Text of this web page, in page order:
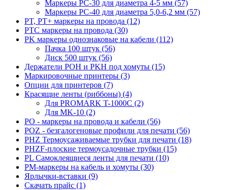
Маркеры PC-30 для диаметра 4-5 мм (57)
Маркеры PC-40 для диаметра 5,0-6,2 мм (57)
PT, PT+ маркеры на провода (12)
PTC маркеры на провода (30)
PK маркеры однознаковые на кабели (112)
Пачка 100 штук (56)
Диск 500 штук (56)
Держатели POH и PKH под хомуты (15)
Маркировочные принтеры (3)
Опции для принтеров (7)
Красящие ленты (риббоны) (4)
Для PROMARK T-1000C (2)
Для MK-10 (2)
PO - маркеры на провода и кабели (56)
POZ - безгалогеновые профили для печати (56)
PHZ Термоусаживаемые трубки для печати (18)
PHZF-плоские термоусадочные трубки (15)
PL Самоклеящиеся ленты для печати (10)
PM-маркеры на кабель и хомуты (30)
Ярлычки-вставки (9)
Скачать прайс (1)